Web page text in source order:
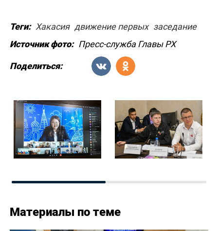
Теги: Хакасия движение первых заседание
Источник фото: Пресс-служба Главы РХ
Поделиться:
Материалы по теме